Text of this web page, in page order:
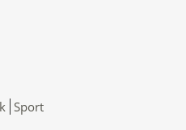
Sport